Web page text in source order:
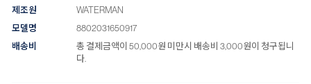
제조원
WATERMAN
모델명
8802031650917
배송비
총 결제금액이 50,000원 미만시 배송비 3,000원이 청구됩니
다.